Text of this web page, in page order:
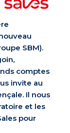
SBM).
comptes
invite au
Il nous
et les
pour